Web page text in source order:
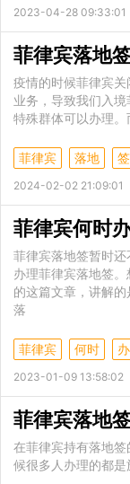
2023-04-28 09:33:01
疫情的时候菲律宾
业务，导致我们入
特殊群体可以办理
菲律宾 落地
2024-02-02 21:09:01
菲律宾何时
菲律宾落地签暂时
办理菲律宾落地签
的这篇文章，讲解
落
菲律宾 何时
2023-01-09 13:58:02
在菲律宾持有落地
候很多人办理的都